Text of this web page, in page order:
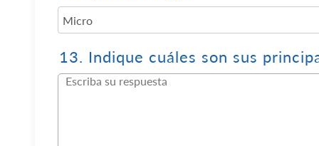
13. Indique cuáles son sus